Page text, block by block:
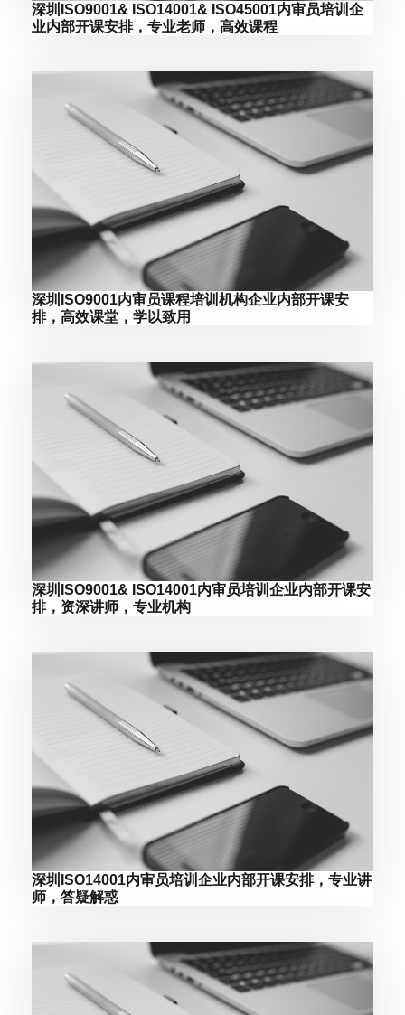
深圳ISO9001& ISO14001& ISO45001内审员培训企
业内部开课安排，专业老师，高效课程
深圳ISO9001内审员课程培训机构企业内部开课安
排，高效课堂，学以致用
深圳ISO9001& ISO14001内审员培训企业内部开课安
排，资深讲师，专业机构
深圳ISO14001内审员培训企业内部开课安排，专业讲
师，答疑解惑